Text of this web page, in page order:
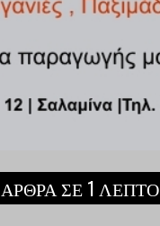
ΑΡΘΡΑ ΣΕ 1 ΛΕΠΤΟ